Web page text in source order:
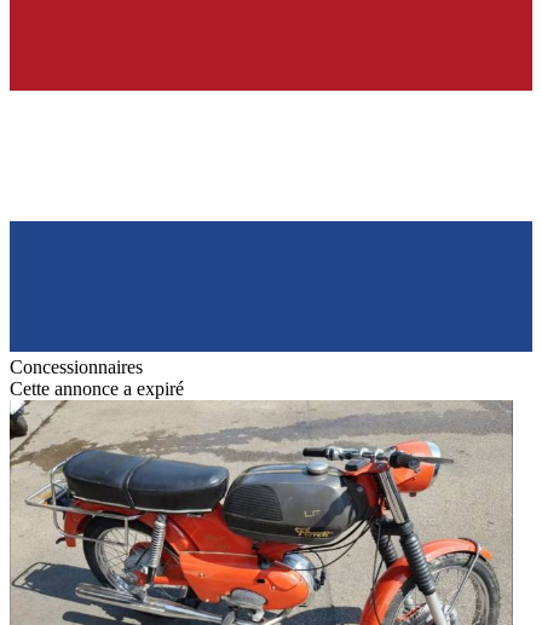
Concessionnaires
Cette annonce a expiré